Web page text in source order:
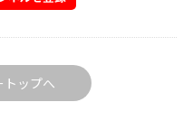
トップへ